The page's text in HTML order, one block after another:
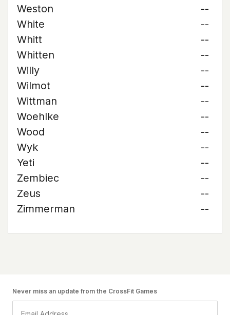
Weston
--
White
--
Whitt
--
Whitten
--
Willy
--
Wilmot
--
Wittman
--
Woehlke
--
Wood
--
Wyk
--
Yeti
--
Zembiec
--
Zeus
--
Zimmerman
--
Never miss an update from the CrossFit Games